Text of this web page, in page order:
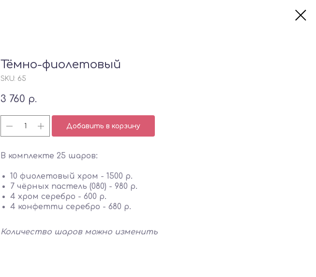
Тёмно-фиолетовый
SKU: 65
3 760 р.
Добавить в корзину
В комплекте 25 шаров:
10 фиолетовый хром - 1500 р.
7 чёрных пастель (080) - 980 р.
4 хром серебро - 600 р.
4 конфетти серебро - 680 р.
Количество шаров можно изменить